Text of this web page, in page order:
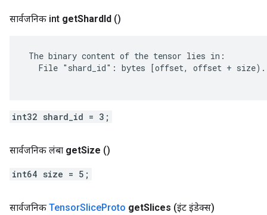
सार्वजनिक int getShardId ()
The binary content of the tensor lies in:
   File "shard_id": bytes [offset, offset + size).
int32 shard_id = 3;
सार्वजनिक लंबा getSize ()
int64 size = 5;
सार्वजनिक TensorSliceProto getSlices (इंट इंडेक्स)